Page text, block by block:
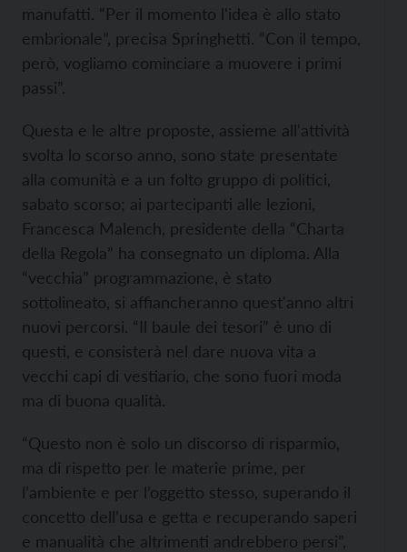
manufatti. “Per il momento l'idea è allo stato
embrionale”, precisa Springhetti. “Con il tempo,
però, vogliamo cominciare a muovere i primi
passi”.
Questa e le altre proposte, assieme all'attività
svolta lo scorso anno, sono state presentate
alla comunità e a un folto gruppo di politici,
sabato scorso; ai partecipanti alle lezioni,
Francesca Malench, presidente della “Charta
della Regola” ha consegnato un diploma. Alla
“vecchia” programmazione, è stato
sottolineato, si affiancheranno quest'anno altri
nuovi percorsi. “Il baule dei tesori” è uno di
questi, e consisterà nel dare nuova vita a
vecchi capi di vestiario, che sono fuori moda
ma di buona qualità.
“Questo non è solo un discorso di risparmio,
ma di rispetto per le materie prime, per
l’ambiente e per l’oggetto stesso, superando il
concetto dell’usa e getta e recuperando saperi
e manualità che altrimenti andrebbero persi”,